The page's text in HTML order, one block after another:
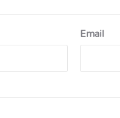
Email